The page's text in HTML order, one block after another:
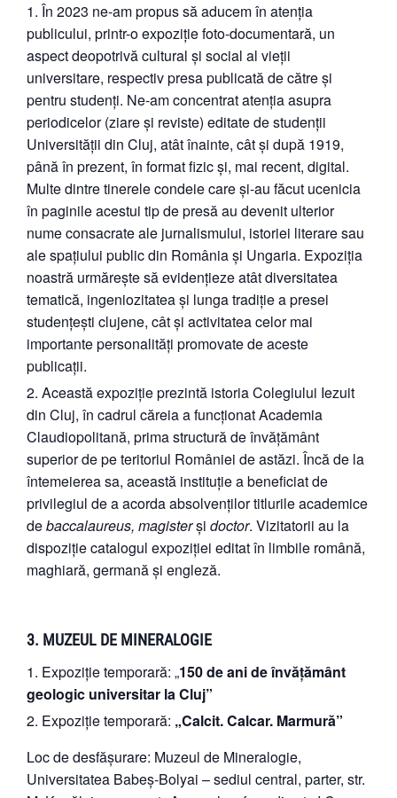
În 2023 ne-am propus să aducem în atenția
publicului, printr-o expoziție foto-documentară, un
aspect deopotrivă cultural și social al vieții
universitare, respectiv presa publicată de către și
pentru studenți. Ne-am concentrat atenția asupra
periodicelor (ziare și reviste) editate de studenții
Universității din Cluj, atât înainte, cât și după 1919,
până în prezent, în format fizic și, mai recent, digital.
Multe dintre tinerele condeie care și-au făcut ucenicia
în paginile acestui tip de presă au devenit ulterior
nume consacrate ale jurnalismului, istoriei literare sau
ale spațiului public din România și Ungaria. Expoziția
noastră urmărește să evidențieze atât diversitatea
tematică, ingeniozitatea și lunga tradiție a presei
studențești clujene, cât și activitatea celor mai
importante personalități promovate de aceste
publicații.
Această expoziție prezintă istoria Colegiului Iezuit
din Cluj, în cadrul căreia a funcționat Academia
Claudiopolitană, prima structură de învățământ
superior de pe teritoriul României de astăzi. Încă de la
întemeierea sa, această instituție a beneficiat de
privilegiul de a acorda absolvenților titlurile academice
debaccalaureus, magisterși doctor. Vizitatorii au la
dispoziție catalogul expoziției editat în limbile română,
maghiară, germană și engleză.
3. MUZEUL DE MINERALOGIE
Expoziție temporară: „150 de ani de învățământ
geologic universitar la Cluj”
Expoziție temporară: „Calcit. Calcar. Marmură”
Loc de desfășurare: Muzeul de Mineralogie,
Universitatea Babeș-Bolyai – sediul central, parter, str.